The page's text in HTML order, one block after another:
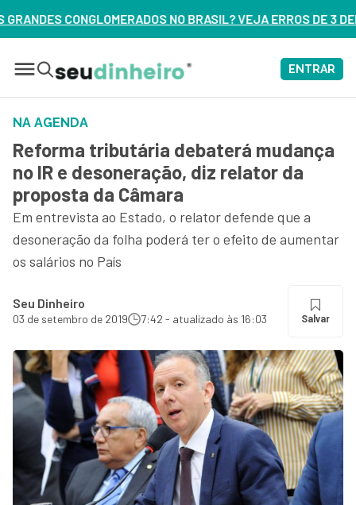
NO BRASIL? VEJA ERROS DE 3 DELES – ASSISTA AGORA
ENTRAR
NA AGENDA
Reforma tributária debaterá mudança
no IR e desoneração, diz relator da
proposta da Câmara
Em entrevista ao Estado, o relator defende que a
desoneração da folha poderá ter o efeito de aumentar
os salários no País
Seu Dinheiro
03 de setembro de 2019 7:42 - atualizado às 16:03 Salvar